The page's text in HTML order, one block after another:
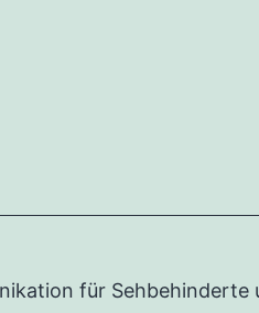
für Sehbehinderte